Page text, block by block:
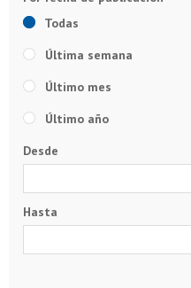
Todas
Última semana
Último mes
Último año
Desde
Hasta